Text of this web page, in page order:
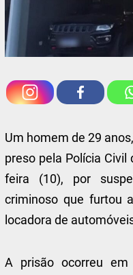
Um homem de 29
preso pela Polícia Civil
feira (10), por
criminoso que furtou
locadora de
A prisão ocorreu em